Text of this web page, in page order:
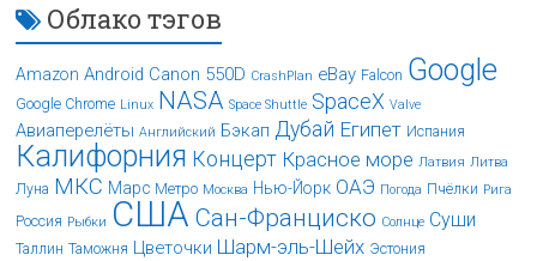
Облако тэгов
Amazon Android Canon 550D CrashPlan eBay Falcon Google
Google Chrome Linux NASA Space Shuttle SpaceX Valve
Авиаперелёты Английский Бэкап Дубай Египет Испания
Калифорния Концерт Красное море Латвия Литва
Луна МКС Марс Метро Москва Нью-Йорк ОАЭ Погода Пчёлки Рига
Россия Рыбки США Сан-Франциско Солнце Суши
Таллин Таможня Цветочки Шарм-эль-Шейх Эстония